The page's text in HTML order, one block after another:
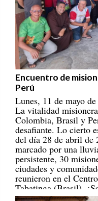
Encuentro de
Perú
Lunes, 11 de mayo de
La vitalidad
Colombia, Brasil y
desafiante. Lo cierto
del día 28 de abril de
marcado por una
persistente, 30
ciudades y
reunieron en el
Tabatinga (Brasil).
portadores/as de